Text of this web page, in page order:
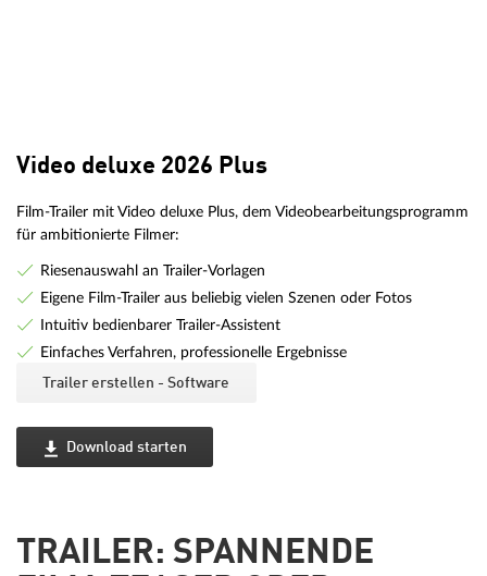
Video deluxe 2026 Plus
Film-Trailer mit Video deluxe Plus, dem Videobearbeitungsprogramm
für ambitionierte Filmer:
Riesenauswahl an Trailer-Vorlagen
Eigene Film-Trailer aus beliebig vielen Szenen oder Fotos
Intuitiv bedienbarer Trailer-Assistent
Einfaches Verfahren, professionelle Ergebnisse
Trailer erstellen - Software
Download starten
TRAILER: SPANNENDE